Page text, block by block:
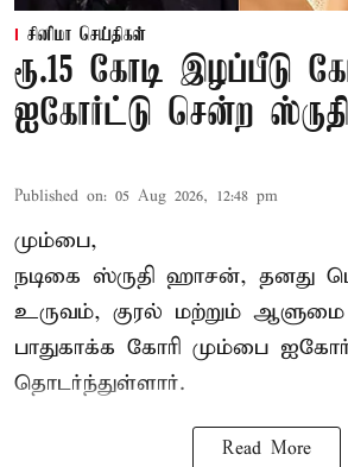
சினிமா செய்திகள்
ரூ.15 கோடி இழப்பீடு
ஐகோர்ட்டு சென்ற
Published on: 05 Aug 2026, 12:48 pm
மும்பை,
நடிகை ஸ்ருதி ஹாசன், தனது
உருவம், குரல் மற்றும்
பாதுகாக்க கோரி மும்பை
தொடர்ந்துள்ளார்.
Read More